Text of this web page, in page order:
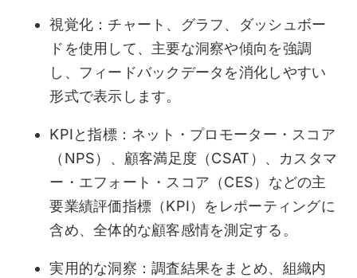
視覚化：チャート、グラフ、ダッシュボー
ドを使用して、主要な洞察や傾向を強調
し、フィードバックデータを消化しやすい
形式で表示します。
KPIと指標：ネット・プロモーター・スコア
（NPS）、顧客満足度（CSAT）、カスタマ
ー・エフォート・スコア（CES）などの主
要業績評価指標（KPI）をレポーティングに
含め、全体的な顧客感情を測定する。
実用的な洞察：調査結果をまとめ、組織内